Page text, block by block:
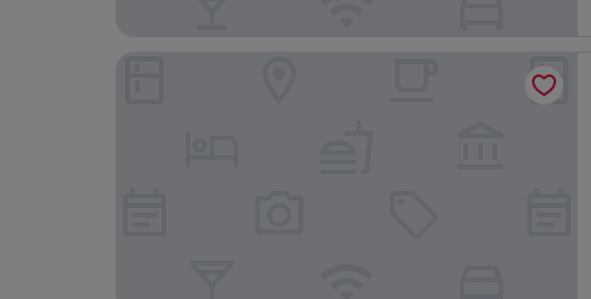
Hampton Inn & Suites Newark-Harrison-Riverwalk